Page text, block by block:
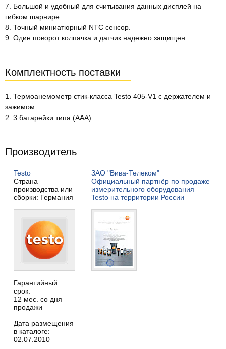
7. Большой и удобный для считывания данных дисплей на
гибком шарнире.
8. Точный миниатюрный NTC сенсор.
9. Один поворот колпачка и датчик надежно защищен.
Комплектность поставки
1. Термоанемометр стик-класса Testo 405-V1 с держателем и
зажимом.
2. 3 батарейки типа (ААА).
Производитель
Testo
Страна
производства или
сборки: Германия
Гарантийный
срок:
12 мес. со дня
продажи
Дата размещения
в каталоге:
02.07.2010
ЗАО "Вива-Телеком"
Официальный партнёр по продаже
измерительного оборудования
Testo на территории России